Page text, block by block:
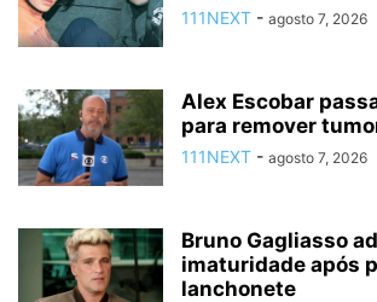
111NEXT - agosto 7, 2026
Alex Escobar
para remover
111NEXT - agosto 7, 2026
Bruno Gagliasso
imaturidade após
lanchonete